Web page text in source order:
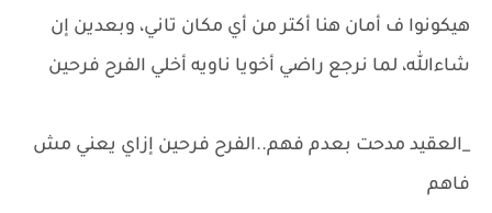
هيكونوا ف أمان هنا أكتر من أي مكان تاني، وبعدين إن
شاءالله، لما نرجع راضي أخويا ناويه أخلي الفرح فرحين
_العقيد مدحت بعدم فهم..الفرح فرحين إزاي يعني مش
فاهم